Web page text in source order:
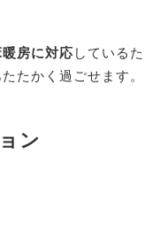
房に対応 しているた
たかく過ごせます。
ン